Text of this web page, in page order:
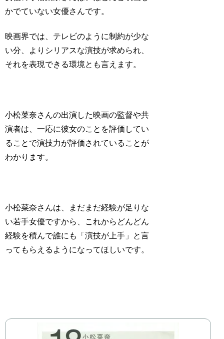
かでていない女優さんです。
映画界では、テレビのように制約が少な
い分、よりシリアスな演技が求められ、
それを表現できる環境とも言えます。
小松菜奈さんの出演した映画の監督や共
演者は、一応に彼女のことを評価してい
ることで演技力が評価されていることが
わかります。
小松菜奈さんは、まだまだ経験が足りな
い若手女優ですから、これからどんどん
経験を積んで誰にも「演技が上手」と言
ってもらえるようになってほしいです。